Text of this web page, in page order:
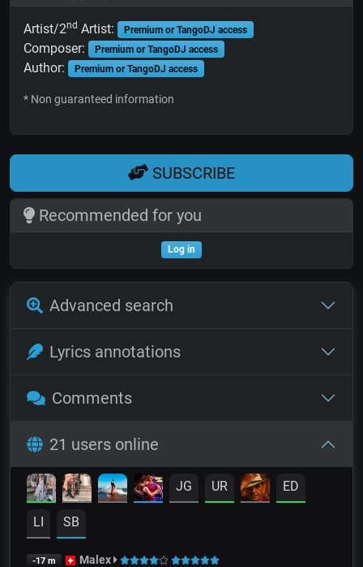
Artist/2nd Artist: Premium or TangoDJ access
Composer: Premium or TangoDJ access
Author: Premium or TangoDJ access
* Non guaranteed information
SUBSCRIBE
Recommended for you
Log in
Advanced search
Lyrics annotations
Comments
21 users online
JG UR ED
LI SB
-17 m Malex